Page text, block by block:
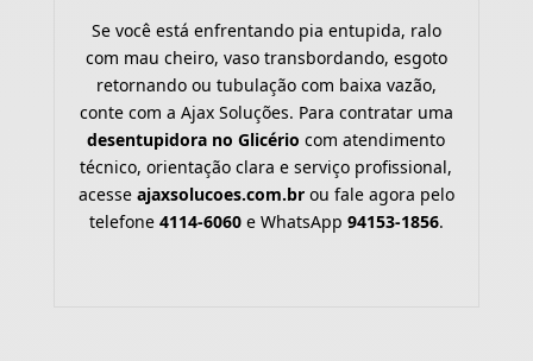
Se você está enfrentando pia entupida, ralo
com mau cheiro, vaso transbordando, esgoto
retornando ou tubulação com baixa vazão,
conte com a Ajax Soluções. Para contratar uma
desentupidora no Glicério com atendimento
técnico, orientação clara e serviço profissional,
acesse ajaxsolucoes.com.brou fale agora pelo
telefone 4114-6060e WhatsApp 94153-1856.